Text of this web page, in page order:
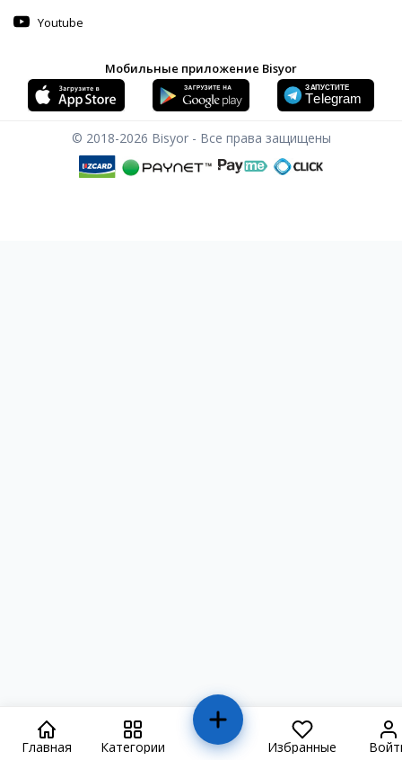
Youtube
Мобильные приложение Bisyor
© 2018-2026 Bisyor - Все права защищены
Главная Категории Избранные